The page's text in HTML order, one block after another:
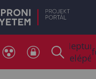
Neptun
belépés